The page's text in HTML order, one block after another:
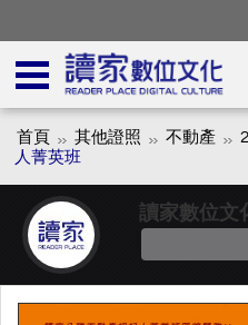
首頁 其他證照 不動產
人菁英班
讀家數位文